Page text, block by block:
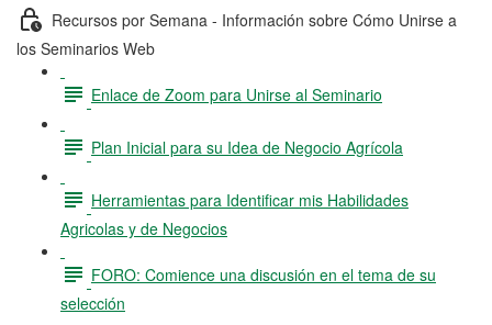
Recursos por Semana - Información sobre Cómo Unirse a
los Seminarios Web
Enlace de Zoom para Unirse al Seminario
Plan Inicial para su Idea de Negocio Agrícola
Herramientas para Identificar mis Habilidades
Agricolas y de Negocios
FORO: Comience una discusión en el tema de su
selección